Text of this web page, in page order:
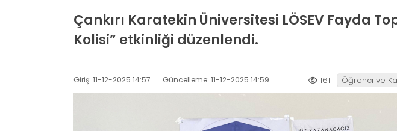
Çankırı Karatekin Üniversitesi LÖSEV Fayda
Kolisi” etkinliği düzenlendi.
Giriş: 11-12-2025 14:57 Güncelleme: 11-12-2025 14:59 161 Öğrenci ve